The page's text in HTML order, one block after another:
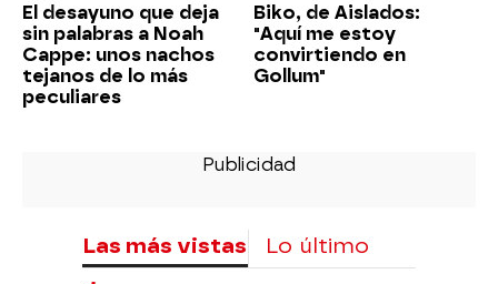
El desayuno que deja
sin palabras a Noah
Cappe: unos nachos
tejanos de lo más
peculiares
Biko, de Aislados:
"Aquí me estoy
convirtiendo en
Gollum"
Las más vistas Lo último